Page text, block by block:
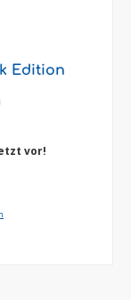
Edition
vor!